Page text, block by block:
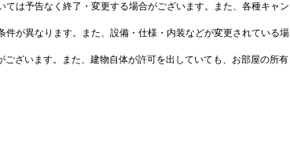
は予告なく終了・変更する場合がございます。また、各種キャン
が異なります。また、設備・仕様・内装などが変更されている場
ざいます。また、建物自体が許可を出していても、お部屋の所有